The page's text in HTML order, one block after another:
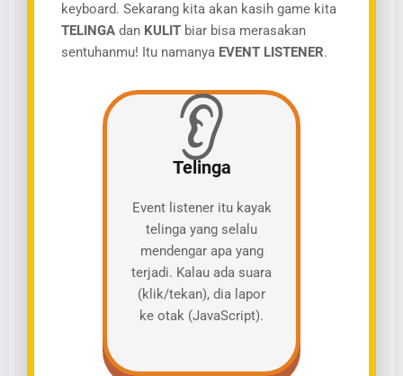
keyboard. Sekarang kita akan kasih game kita
TELINGA dan KULIT biar bisa merasakan
sentuhanmu! Itu namanya EVENT LISTENER.
👂
Telinga
Event listener itu kayak
telinga yang selalu
mendengar apa yang
terjadi. Kalau ada suara
(klik/tekan), dia lapor
ke otak (JavaScript).